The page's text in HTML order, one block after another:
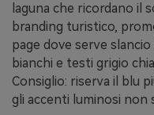
laguna che ricordano il
branding turistico,
page dove serve
bianchi e testi grigio
Consiglio: riserva il blu
gli accenti luminosi non